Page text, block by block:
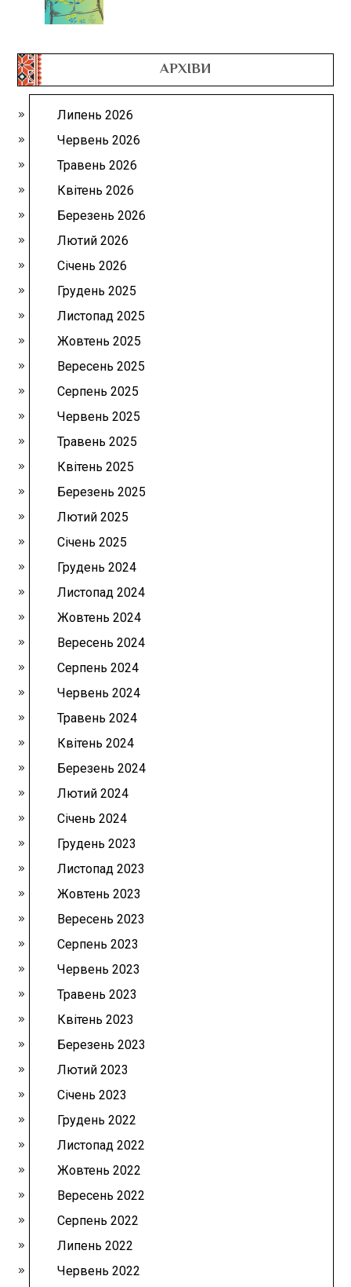
АРХІВИ
Липень 2026
Червень 2026
Травень 2026
Квітень 2026
Березень 2026
Лютий 2026
Січень 2026
Грудень 2025
Листопад 2025
Жовтень 2025
Вересень 2025
Серпень 2025
Червень 2025
Травень 2025
Квітень 2025
Березень 2025
Лютий 2025
Січень 2025
Грудень 2024
Листопад 2024
Жовтень 2024
Вересень 2024
Серпень 2024
Червень 2024
Травень 2024
Квітень 2024
Березень 2024
Лютий 2024
Січень 2024
Грудень 2023
Листопад 2023
Жовтень 2023
Вересень 2023
Серпень 2023
Червень 2023
Травень 2023
Квітень 2023
Березень 2023
Лютий 2023
Січень 2023
Грудень 2022
Листопад 2022
Жовтень 2022
Вересень 2022
Серпень 2022
Липень 2022
Червень 2022